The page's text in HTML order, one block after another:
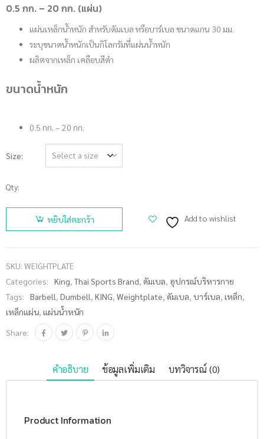
0.5 กก. – 20 กก. (แผ่น)
แผ่นเหล็กน้ำหนัก สำหรับดัมเบล หรือบาร์เบล ขนาดแกน 30 มม.
ระบุขนาดน้ำหนักเป็นกิโลกรัมที่แผ่นน้ำหนัก
ผลิตจากเหล็ก เคลือบสีดำ
ขนาดน้ำหนัก
0.5 กก. – 20 กก.
Size
Qty:
จำนวน
KING แผ่น
บาร์เบล
ขนาดแกน
30 มม. 0.5
กก. - 20
กก. (แผ่น)
หยิบใส่ตะกร้า Add to wishlist
SKU: WEIGHTPLATE
Categories:
King,Thai Sports Brand, ดัมเบล, อุปกรณ์บริหารกาย
Tags:
Barbell, Dumbell, KING, Weightplate, ดัมเบล, บาร์เบล, เหล็ก,
เหล็กแผ่น, แผ่นน้ำหนัก
Share:
คำอธิบาย ข้อมูลเพิ่มเติม บทวิจารณ์ (0)
Product Information